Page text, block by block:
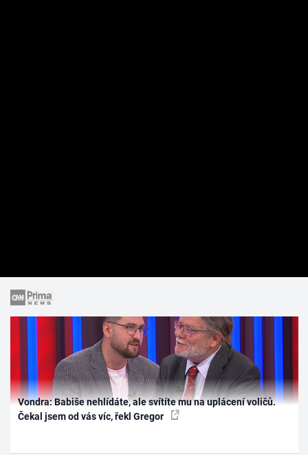
Vondra: Babiše nehlídáte, ale svítíte mu na uplácení voličů.
Čekal jsem od vás víc, řekl Gregor